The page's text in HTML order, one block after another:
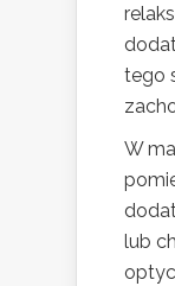
tego
W
lub